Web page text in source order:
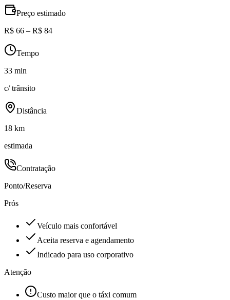
Preço estimado
R$ 66 – R$ 84
Tempo
33 min
c/ trânsito
Distância
18 km
estimada
Contratação
Ponto/Reserva
Prós
Veículo mais confortável
Aceita reserva e agendamento
Indicado para uso corporativo
Atenção
Custo maior que o táxi comum